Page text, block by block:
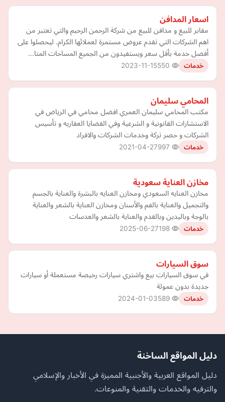
اسعار المدافن
مقابر للبيع و مدافن للبيع من شركة الرحمن الرحيم والتي تعتبر من
اهم الشركات التي تقدم عروض مستمرة لعملائها الكرام. ليحصلوا على
أفضل خدمة بأقل سعر ويستفيدون من الجميع المساحات المتا…
خدمات 2023-11-15
المحامي سليمان
مكتب المحامي سليمان العمري افضل محامي في الرياض في
الاستشارات القانونية و الشرعية وفي القضايا العقاريه و تأسيس
الشركات و حصر تركة وخدمات الشركات والافراد
خدمات 2021-04-27
مخازن العناية سعودية
مخازن العنايه السعودي ومخازن العنايه بالبشرة والعناية بالجسم
والتجميل والعناية بالفم والأسنان ومخازن العناية بالشعر والعناية
بالوجة وباليدين وبالقدم والعناية بالشعر والعدسات
خدمات 2025-06-27
سوق السيارات
في سوق السيارات بيع واشتري سيارات رخيصة مستعملة أو سيارات
جديدة بدون عمولة
خدمات 2024-01-03
دليل المواقع الساخنة
دليل المواقع العربية والأجنبية المميزة في الأخبار والإسلامي
والترفيه والخدمات والتقنية والمنوعات.